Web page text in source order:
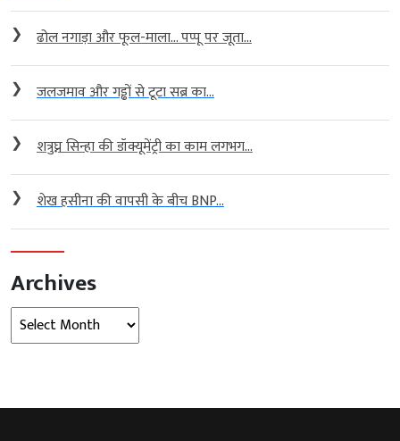
❯ ढोल नगाड़ा और फूल-माला… पप्पू पर जूता...
❯ जलजमाव और गड्ढों से टूटा सब्र का...
❯ शत्रुघ्न सिन्हा की डॉक्यूमेंट्री का काम लगभग...
❯ शेख हसीना की वापसी के बीच BNP...
Archives
Archives